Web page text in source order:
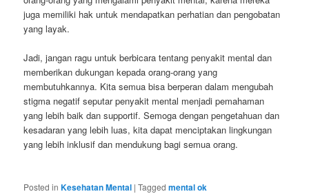
juga memiliki hak untuk mendapatkan perhatian dan pengobatan
yang layak.
Jadi, jangan ragu untuk berbicara tentang penyakit mental dan
memberikan dukungan kepada orang-orang yang
membutuhkannya. Kita semua bisa berperan dalam mengubah
stigma negatif seputar penyakit mental menjadi pemahaman
yang lebih baik dan supportif. Semoga dengan pengetahuan dan
kesadaran yang lebih luas, kita dapat menciptakan lingkungan
yang lebih inklusif dan mendukung bagi semua orang.
Posted in Kesehatan Mental |Tagged mental ok